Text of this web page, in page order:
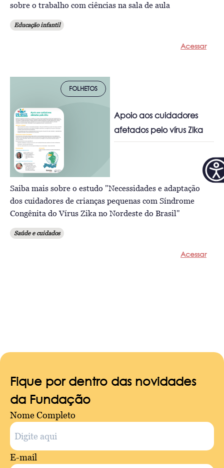
sobre o trabalho com ciências na sala de aula
Educação infantil
Acessar
FOLHETOS
Apoio aos cuidadores
afetados pelo vírus Zika
Saiba mais sobre o estudo "Necessidades e adaptação
dos cuidadores de crianças pequenas com Síndrome
Congênita do Vírus Zika no Nordeste do Brasil"
Saúde e cuidados
Acessar
Fique por dentro das novidades
da Fundação
Nome Completo
E-mail